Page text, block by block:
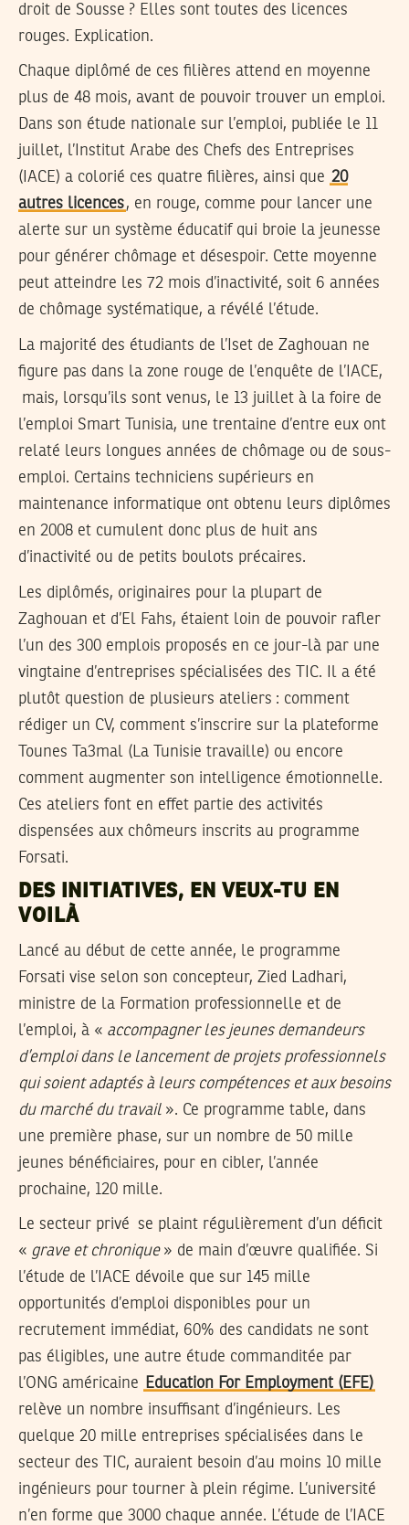
droit de Sousse ? Elles sont toutes des licences
rouges. Explication.
Chaque diplômé de ces filières attend en moyenne
plus de 48 mois, avant de pouvoir trouver un emploi.
Dans son étude nationale sur l’emploi, publiée le 11
juillet, l’Institut Arabe des Chefs des Entreprises
(IACE) a colorié ces quatre filières, ainsi que 20
autres licences, en rouge, comme pour lancer une
alerte sur un système éducatif qui broie la jeunesse
pour générer chômage et désespoir. Cette moyenne
peut atteindre les 72 mois d’inactivité, soit 6 années
de chômage systématique, a révélé l’étude.
La majorité des étudiants de l’Iset de Zaghouan ne
figure pas dans la zone rouge de l’enquête de l’IACE,
mais, lorsqu’ils sont venus, le 13 juillet à la foire de
l’emploi Smart Tunisia, une trentaine d’entre eux ont
relaté leurs longues années de chômage ou de sous-
emploi. Certains techniciens supérieurs en
maintenance informatique ont obtenu leurs diplômes
en 2008 et cumulent donc plus de huit ans
d’inactivité ou de petits boulots précaires.
Les diplômés, originaires pour la plupart de
Zaghouan et d’El Fahs, étaient loin de pouvoir rafler
l’un des 300 emplois proposés en ce jour-là par une
vingtaine d’entreprises spécialisées des TIC. Il a été
plutôt question de plusieurs ateliers : comment
rédiger un CV, comment s’inscrire sur la plateforme
Tounes Ta3mal (La Tunisie travaille) ou encore
comment augmenter son intelligence émotionnelle.
Ces ateliers font en effet partie des activités
dispensées aux chômeurs inscrits au programme
Forsati.
DES INITIATIVES, EN VEUX-TU EN
VOILÀ
Lancé au début de cette année, le programme
Forsati vise selon son concepteur, Zied Ladhari,
ministre de la Formation professionnelle et de
l’emploi, à « accompagner les jeunes demandeurs
d’emploi dans le lancement de projets professionnels
qui soient adaptés à leurs compétences et aux besoins
du marché du travail ». Ce programme table, dans
une première phase, sur un nombre de 50 mille
jeunes bénéficiaires, pour en cibler, l’année
prochaine, 120 mille.
Le secteur privé se plaint régulièrement d’un déficit
« grave et chronique» de main d’œuvre qualifiée. Si
l’étude de l’IACE dévoile que sur 145 mille
opportunités d’emploi disponibles pour un
recrutement immédiat, 60% des candidats ne sont
pas éligibles, une autre étude commanditée par
l’ONG américaine
Education For Employment (EFE)
relève un nombre insuffisant d’ingénieurs. Les
quelque 20 mille entreprises spécialisées dans le
secteur des TIC, auraient besoin d’au moins 10 mille
ingénieurs pour tourner à plein régime. L’université
n’en forme que 3000 chaque année. L’étude de l’IACE